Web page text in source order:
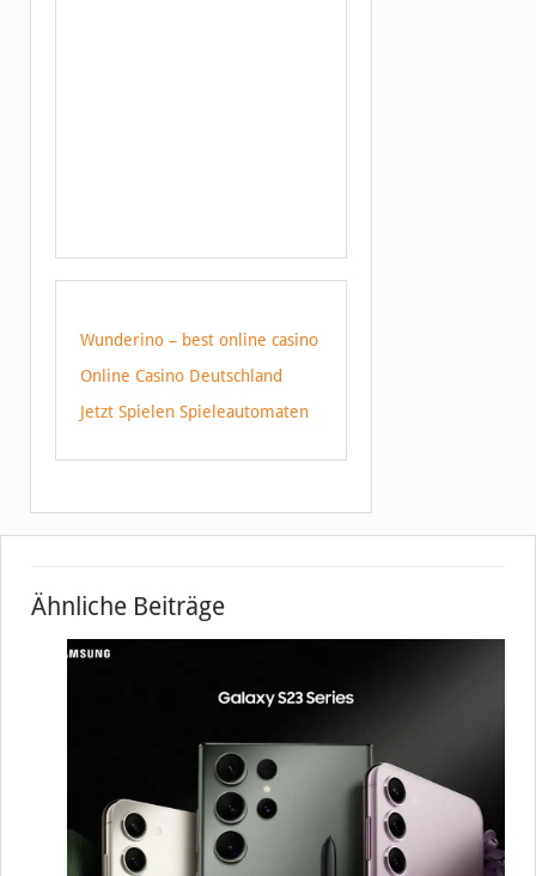
Wunderino – best online casino
Online Casino Deutschland
Jetzt Spielen Spieleautomaten
Ähnliche Beiträge